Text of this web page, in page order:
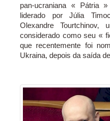
pan-ucraniana « Pátria
liderado por Júlia
Olexandre
considerado como seu «
que recentemente foi
Ukraina, depois da saída